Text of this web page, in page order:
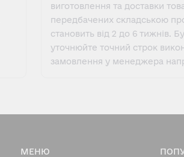
виготовлення та доставки
передбачених складською
становить від 2 до 6 тижнів.
уточнюйте точний строк
замовлення у менеджера
МЕНЮ